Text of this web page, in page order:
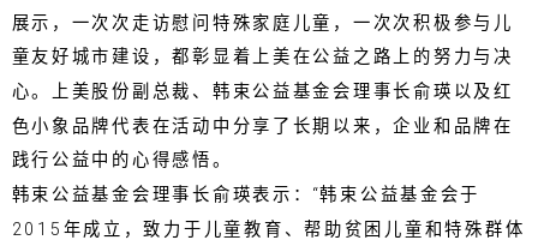
展示，一次次走访慰问特殊家庭儿童，一次次积极参与儿
童友好城市建设，都彰显着上美在公益之路上的努力与决
心。上美股份副总裁、韩束公益基金会理事长俞瑛以及红
色小象品牌代表在活动中分享了长期以来，企业和品牌在
践行公益中的心得感悟。
韩束公益基金会理事长俞瑛表示：“韩束公益基金会于
2015年成立，致力于儿童教育、帮助贫困儿童和特殊群体